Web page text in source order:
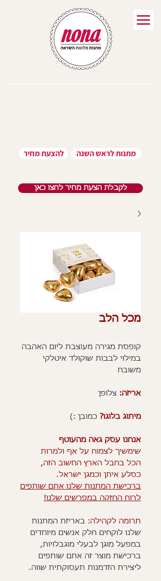
להצעת מחיר מתנות לראש השנה
לקבלת הצעת מחיר לחצו כאן
מכל הלב
קופסת מגירה מעוצבת ליום האהבה
במילוי לבבות שוקולד איטלקי
משובח
אריזה: צלופן
מיתוג בלוגו? כמובן :)
אנחנו עסק גאה מהעוטף
שימשיך לצמוח על אף ולמרות
הכל בחבל הארץ החשוב הזה,
כסלע איתן וכמגן ישראל.
ברכישת המתנות שלנו אתם שותפים
לרוח החזקה במפרשים שלנו!
תרומה לקהילה: באריזת המתנות
שלנו לוקחים חלק אנשים מיוחדים
במפעל מוגן לבעלי מוגבלויות,
ברכישת מוצר זה אתם שותפים
ליצירת הזדמנות תעסוקתית שווה.